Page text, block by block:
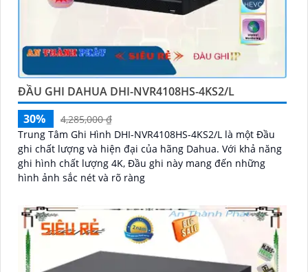
ĐẦU GHI DAHUA DHI-NVR4108HS-4KS2/L
30%
4,285,000 ₫
Trung Tâm Ghi Hình DHI-NVR4108HS-4KS2/L là một Đầu
ghi chất lượng và hiện đại của hãng Dahua. Với khả năng
ghi hình chất lượng 4K, Đầu ghi này mang đến những
hình ảnh sắc nét và rõ ràng